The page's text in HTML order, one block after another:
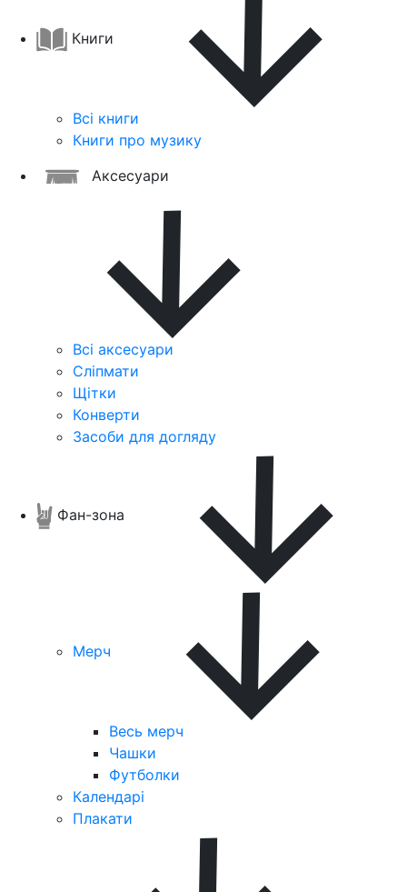
Книги
Всі книги
Книги про музику
Аксесуари
Всі аксесуари
Сліпмати
Щітки
Конверти
Засоби для догляду
Фан-зона
Мерч
Весь мерч
Чашки
Футболки
Календарі
Плакати